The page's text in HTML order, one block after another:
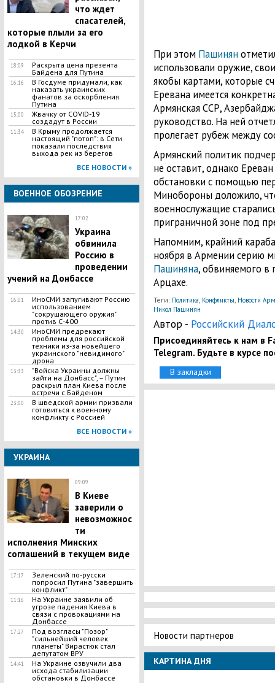
что ждет
спасателей,
которые плыли за его
лодкой в Керчи
18:09
Раскрыта цена презента
Байдена для Путина
16:16
В Госдуме придумали, как
наказать украинских
фанатов за оскорбления
Путина
15:00
Жвачку от COVID-19
создадут в России
11:34
В Крыму продолжается
настоящий "потоп": в Сети
показали последствия
выхода рек из берегов
ВСЕ НОВОСТИ »
ВОЕННОЕ ОБОЗРЕНИЕ
17:02
Украина
обвинила
Россию в
проведении
учений на Донбассе
16:01
ИноСМИ запугивают Россию
использованием
"сокрушающего оружия"
против С-400
14:30
ИноСМИ предрекают
проблемы для российской
техники из-за новейшего
украинского "невидимого"
дрона
13:33
"Войска Украины должны
зайти на Донбасс", – Путин
раскрыл план Киева после
встречи с Байденом
23:00
В шведской армии призвали
готовиться к военному
конфликту с Россией
ВСЕ НОВОСТИ »
УКРАИНА
09:09
В Киеве
заверили о
невозможнос
ти
исполнения Минских
соглашений в текущем виде
17:17
Зеленский по-русски
попросил Путина "завершить
конфликт"
11:16
На Украине заявили об
угрозе падения Киева в
связи с провокациями на
Донбассе
17:27
Под возгласы "Позор"
"сильнейший человек
планеты" Вирастюк стал
депутатом ВРУ
14:41
На Украине озвучили два
исхода стабилизации
обстановки в Донбассе
При этом Пашинян
использовали оружие,
якобы картами, которые
Еревана имеется
Армянская ССР,
руководство. На ней
пролегает рубеж между
Армянский политик
не оставит, однако
обстановки с помощью
Минобороны доложило,
военнослужащие
приграничной зоне под
Напомним, крайний
ноября в Армении серию
Пашиняна, обвиняемого в
Арцахе.
Теги: Политика, Конфликты, Новости
Никол Пашинян
Автор - Российский
Присоединяйтесь к нам в
Telegram. Будьте в курсе
В закладки
Новости партнеров
КАРТИНА ДНЯ